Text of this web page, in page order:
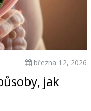
března 12, 2026
jak